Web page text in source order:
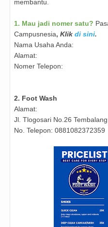
membantu.
1. Mau jadi nomer satu?
Campusnesia, Klik di sini.
Nama Usaha Anda:
Alamat:
Nomer Telepon:
2. Foot Wash
Alamat:
Jl. Tlogosari No.26
No. Telepon: 0881082372359